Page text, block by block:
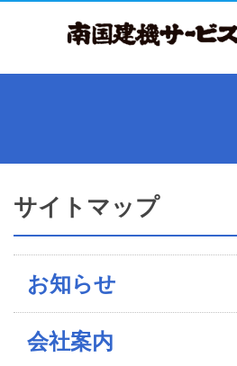
サイトマップ
お知らせ
会社案内